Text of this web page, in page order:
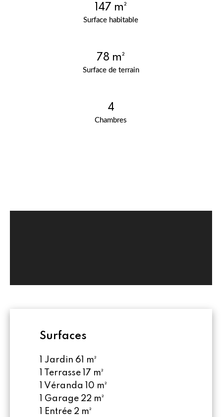
Surface habitable
147 m²
Surface de terrain
78 m²
Chambres
4
Surfaces
1 Jardin 61 m²
1 Terrasse
17 m²
1 Véranda
10 m²
1 Garage 22 m²
1 Entrée 2 m²